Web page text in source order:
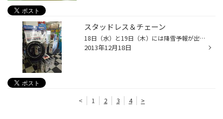
スタッドレス＆チェーン
18日（水）と19日（木）には降雪予報が出ている東京。 実際に雪が降ってくると身動き取れない為、雪が降る前が一番忙しいタイヤ業界。 この時期になると物量も少なくなってくる時期。 特に職人さん、営業車で使うハイエース、キャラバン、軽のバン車のスタッドレスタイヤ、チェ ーンが毎年完売しま...
2013年12月18日
< 1 2 3 4 >